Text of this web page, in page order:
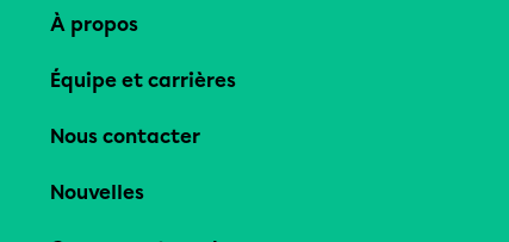
À propos
Équipe et carrières
Nous contacter
Nouvelles